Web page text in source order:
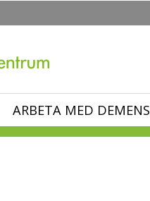
ARBETA MED DEMENS